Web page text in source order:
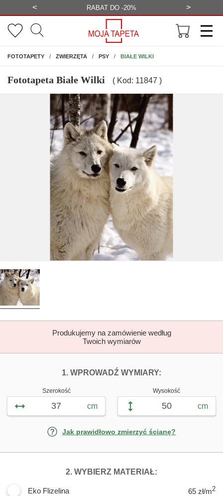
< BEZPŁATNA WIZUALIZACJA >
FOTOTAPETYNA ŚCIANĘ
ZWIERZĘTA PSY BIAŁE WILKI
Fototapeta Białe Wilki ( Kod: 11847 )
Produkujemy na zamówienie według
Twoich wymiarów
1. WPROWADŹ WYMIARY:
Szerokość
cm
Wysokość
cm
Jak prawidłowo zmierzyć ścianę?
2. WYBIERZ MATERIAŁ:
Eko Flizelina 65 zł/m2